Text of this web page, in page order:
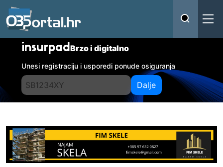
insurpadBrzo i digitalno
Unesi registraciju i usporedi ponude osiguranja
Dalje